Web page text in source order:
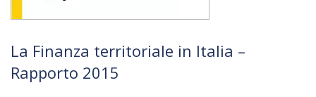
La Finanza territoriale in Italia –
Rapporto 2015